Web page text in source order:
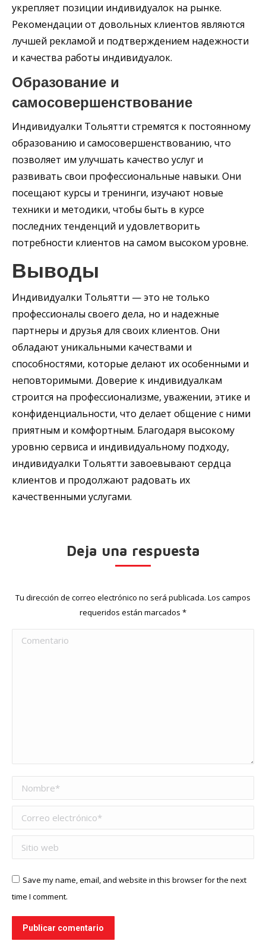
укрепляет позиции индивидуалок на рынке.
Рекомендации от довольных клиентов являются
лучшей рекламой и подтверждением надежности
и качества работы индивидуалок.
Образование и
самосовершенствование
Индивидуалки Тольятти стремятся к постоянному
образованию и самосовершенствованию, что
позволяет им улучшать качество услуг и
развивать свои профессиональные навыки. Они
посещают курсы и тренинги, изучают новые
техники и методики, чтобы быть в курсе
последних тенденций и удовлетворить
потребности клиентов на самом высоком уровне.
Выводы
Индивидуалки Тольятти — это не только
профессионалы своего дела, но и надежные
партнеры и друзья для своих клиентов. Они
обладают уникальными качествами и
способностями, которые делают их особенными и
неповторимыми. Доверие к индивидуалкам
строится на профессионализме, уважении, этике и
конфиденциальности, что делает общение с ними
приятным и комфортным. Благодаря высокому
уровню сервиса и индивидуальному подходу,
индивидуалки Тольятти завоевывают сердца
клиентов и продолжают радовать их
качественными услугами.
Deja una respuesta
Tu dirección de correo electrónico no será publicada. Los campos
requeridos están marcados *
Comentario
Nombre *
Correo electrónico *
Sitio web
Save my name, email, and website in this browser for the next
time I comment.
Publicar comentario